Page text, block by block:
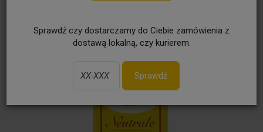
Sprawdź czy dostarczamy do Ciebie zamówienia z
dostawą lokalną, czy kurierem.
Sprawdź